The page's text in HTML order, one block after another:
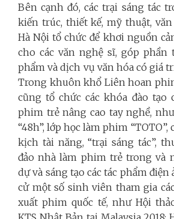
Bên cạnh đó, các trại sáng tác
kiến trúc, thiết kế, mỹ thuật,
Hà Nội tổ chức để khơi nguồn
cho các văn nghệ sĩ, góp phần
phẩm và dịch vụ văn hóa có giá
Trong khuôn khổ Liên hoan
cũng tổ chức các khóa đào tạo
phim trẻ nâng cao tay nghề,
“48h”, lớp học làm phim
kịch tài năng, “trại sáng tác”,
đảo nhà làm phim trẻ trong và
dự và sáng tạo các tác phẩm điện
cử một số sinh viên tham gia
xuất phim quốc tế, như Hội